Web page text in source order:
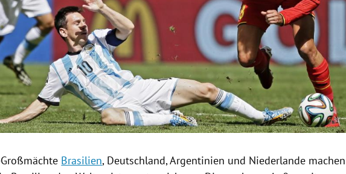
Brasilien, Deutschland,Argentinien und Niederlande machen